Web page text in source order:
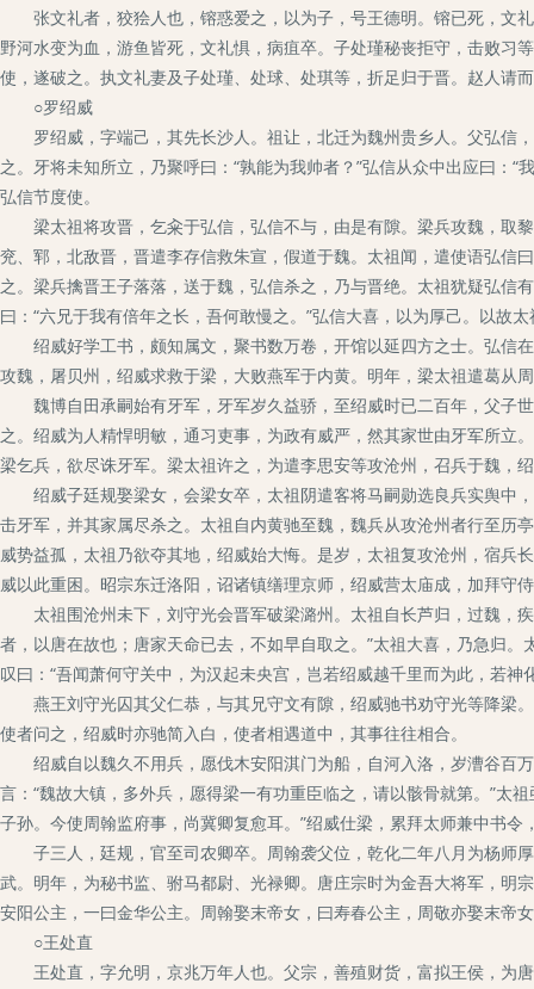
张文礼者，狡狯人也，镕惑爱之，以为子，号王德明。镕已死，文
野河水变为血，游鱼皆死，文礼惧，病疽卒。子处瑾秘丧拒守，击败
使，遂破之。执文礼妻及子处瑾、处球、处琪等，折足归于晋。赵人请
○罗绍威
罗绍威，字端己，其先长沙人。祖让，北迁为魏州贵乡人。父弘信
之。牙将未知所立，乃聚呼曰：“孰能为我帅者？”弘信从众中出应曰：
弘信节度使。
梁太祖将攻晋，乞籴于弘信，弘信不与，由是有隙。梁兵攻魏，取
兖、郓，北敌晋，晋遣李存信救朱宣，假道于魏。太祖闻，遣使语弘信
之。梁兵擒晋王子落落，送于魏，弘信杀之，乃与晋绝。太祖犹疑弘
曰：“六兄于我有倍年之长，吾何敢慢之。”弘信大喜，以为厚己。以故
绍威好学工书，颇知属文，聚书数万卷，开馆以延四方之士。弘信
攻魏，屠贝州，绍威求救于梁，大败燕军于内黄。明年，梁太祖遣葛从
魏博自田承嗣始有牙军，牙军岁久益骄，至绍威时已二百年，父子
之。绍威为人精悍明敏，通习吏事，为政有威严，然其家世由牙军所
梁乞兵，欲尽诛牙军。梁太祖许之，为遣李思安等攻沧州，召兵于魏，
绍威子廷规娶梁女，会梁女卒，太祖阴遣客将马嗣勋选良兵实舆中
击牙军，并其家属尽杀之。太祖自内黄驰至魏，魏兵从攻沧州者行至历
威势益孤，太祖乃欲夺其地，绍威始大悔。是岁，太祖复攻沧州，宿
威以此重困。昭宗东迁洛阳，诏诸镇缮理京师，绍威营太庙成，加拜守
太祖围沧州未下，刘守光会晋军破梁潞州。太祖自长芦归，过魏，
者，以唐在故也；唐家天命已去，不如早自取之。”太祖大喜，乃急归
叹曰：“吾闻萧何守关中，为汉起未央宫，岂若绍威越千里而为此，若神
燕王刘守光囚其父仁恭，与其兄守文有隙，绍威驰书劝守光等降梁
使者问之，绍威时亦驰简入白，使者相遇道中，其事往往相合。
绍威自以魏久不用兵，愿伐木安阳淇门为船，自河入洛，岁漕谷百
言：“魏故大镇，多外兵，愿得梁一有功重臣临之，请以骸骨就第。”太
子孙。今使周翰监府事，尚冀卿复愈耳。”绍威仕梁，累拜太师兼中书
子三人，廷规，官至司农卿卒。周翰袭父位，乾化二年八月为杨师
武。明年，为秘书监、驸马都尉、光禄卿。唐庄宗时为金吾大将军，明
安阳公主，一曰金华公主。周翰娶末帝女，曰寿春公主，周敬亦娶末帝
○王处直
王处直，字允明，京兆万年人也。父宗，善殖财货，富拟王侯，为